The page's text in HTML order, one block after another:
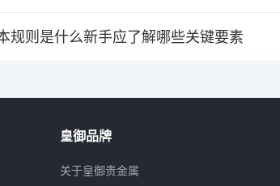
规则是什么新手应了解哪些关键要素
皇御品牌
关于皇御贵金属